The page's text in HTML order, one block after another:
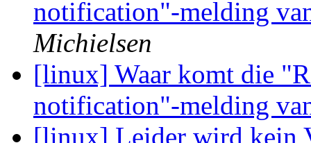
notification"-melding
Michielsen
[linux] Waar komt die
notification"-melding
[linux] Leider wird kein